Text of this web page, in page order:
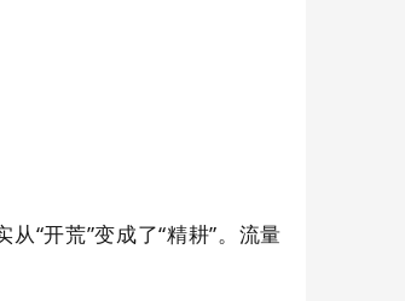
“开荒”变成了“精耕”。流量